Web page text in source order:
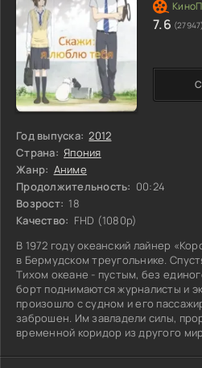
Год выпуска: 2012
Страна: Япония
Жанр: Аниме
Продолжительность: 00:24
Возрост: 18
Качество: FHD (1080p)
В 1972 году океанский лайнер
в Бермудском треугольнике.
Тихом океане - пустым, без
борт поднимаются журналисты и
произошло с судном и его
заброшен. Им завладели силы,
временной коридор из другого
7.6 (27947)